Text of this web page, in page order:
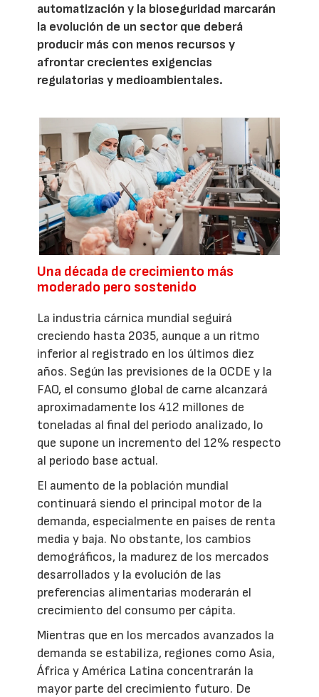
automatización y la bioseguridad marcarán
la evolución de un sector que deberá
producir más con menos recursos y
afrontar crecientes exigencias
regulatorias y medioambientales.
Una década de crecimiento más
moderado pero sostenido
La industria cárnica mundial seguirá
creciendo hasta 2035, aunque a un ritmo
inferior al registrado en los últimos diez
años. Según las previsiones de la OCDE y la
FAO, el consumo global de carne alcanzará
aproximadamente los 412 millones de
toneladas al final del periodo analizado, lo
que supone un incremento del 12% respecto
al periodo base actual.
El aumento de la población mundial
continuará siendo el principal motor de la
demanda, especialmente en países de renta
media y baja. No obstante, los cambios
demográficos, la madurez de los mercados
desarrollados y la evolución de las
preferencias alimentarias moderarán el
crecimiento del consumo per cápita.
Mientras que en los mercados avanzados la
demanda se estabiliza, regiones como Asia,
África y América Latina concentrarán la
mayor parte del crecimiento futuro. De